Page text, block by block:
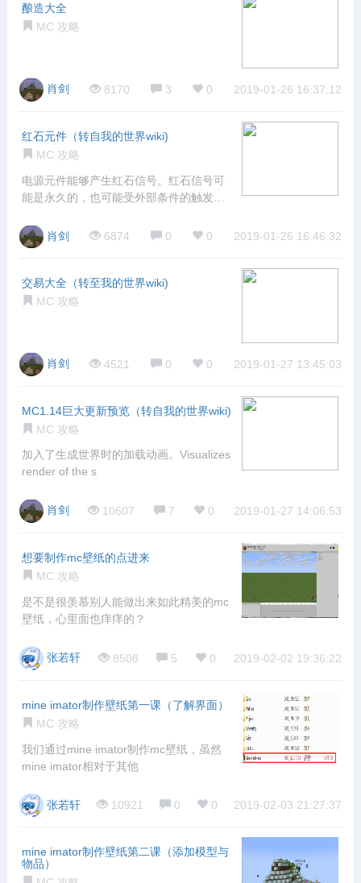
酿造大全
MC 攻略
肖剑 8170 3 0 2019-01-26 16:37:12
红石元件（转自我的世界wiki)
MC 攻略
电源元件能够产生红石信号。红石信号可
能是永久的，也可能受外部条件的触发
肖剑
6874 0 0 2019-01-26 16:46:32
交易大全（转至我的世界wiki)
MC 攻略
肖剑 4521 0 0 2019-01-27 13:45:03
MC1.14巨大更新预览（转自我的世界wiki)
MC 攻略
加入了生成世界时的加载动画。Visualizes
render of the s
肖剑 10607 7 0 2019-01-27 14:06:53
想要制作mc壁纸的点进来
MC 攻略
是不是很羡慕别人能做出来如此精美的mc
壁纸，心里面也痒痒的？
张若轩 8508 5 0 2019-02-02 19:36:22
mine imator制作壁纸第一课（了解界面）
MC 攻略
我们通过mine imator制作mc壁纸，虽然
mine imator相对于其他
张若轩 10921 0 0 2019-02-03 21:27:37
mine imator制作壁纸第二课（添加模型与
物品）